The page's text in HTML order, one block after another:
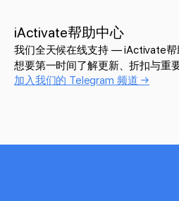
iActivate帮助中心
我们全天候在线支持 — iActivate帮
想要第一时间了解更新、折扣与重
加入我们的 Telegram 频道 →